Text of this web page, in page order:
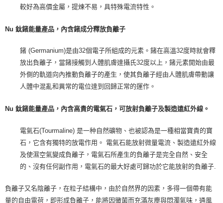
較好為高價金屬，提煉不易，具特殊電流特性。
Nu 鈦鍺能量產品，內含鍺成分釋放負離子
鍺 (Germanium)是由32個電子所組成的元素。鍺在高溫32度時就會釋
放出負離子，當鍺接觸到人體肌膚達攝氏32度以上，鍺元素開始由最
外側的軌道向內推動負離子的產生，使其負離子經由人體肌膚帶動讓
人體中混亂和異常的電位達到回歸正常的運作。
Nu 鈦鍺能量產品，內含高貴的電氣石，可放射負離子及製造遠紅外線。
電氣石(Tourmaline) 是一种自然礦物、也被認為是一種相當寶貴的寶
石，它含有獨特的放電作用。 電氣石能放射微量電流、製造遠紅外線
及使濕空氣變成負離子，電氣石所產生的負離子是完全自然、安全
的、沒有任何副作用，電氣石的最大好處可歸功於它能放射的負離子.
負離子又名陰離子，在粒子結構中，由於自然界的因素，多得一個帶有能
量的自由電荷，即形成負離子，能將因黴菌而充滿灰塵與悶濁氣味，通風